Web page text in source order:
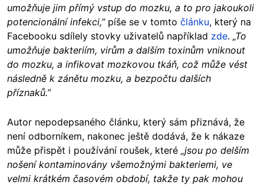
umožňuje jim přímý vstup do mozku, a to pro jakoukoli
potencionální infekci,” píše se v tomto článku, který na
Facebooku sdílely stovky uživatelů například zde. „To
umožňuje bakteriím, virům a dalším toxinům vniknout
do mozku, a infikovat mozkovou tkáň, což může vést
následně k zánětu mozku, a bezpočtu dalších
příznaků.”
Autor nepodepsaného článku, který sám přiznává, že
není odborníkem, nakonec ještě dodává, že k nákaze
může přispět i používání roušek, které „jsou po delším
nošení kontaminovány všemožnými bakteriemi, ve
velmi krátkém časovém období, takže ty pak mohou